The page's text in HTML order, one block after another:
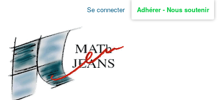
Aller
non
identifié
Se connecter Adhérer - Nous soutenir